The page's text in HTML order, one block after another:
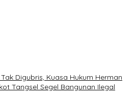
Digubris, Kuasa Hukum Herman
Tangsel Segel Bangunan Ilegal